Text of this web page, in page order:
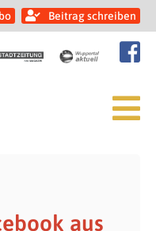
Beitrag schreiben
aus